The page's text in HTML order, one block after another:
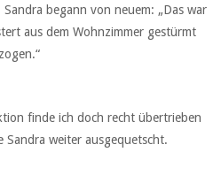
begann von neuem: „Das war
aus dem Wohnzimmer gestürmt
finde ich doch recht übertrieben
Sandra weiter ausgequetscht.